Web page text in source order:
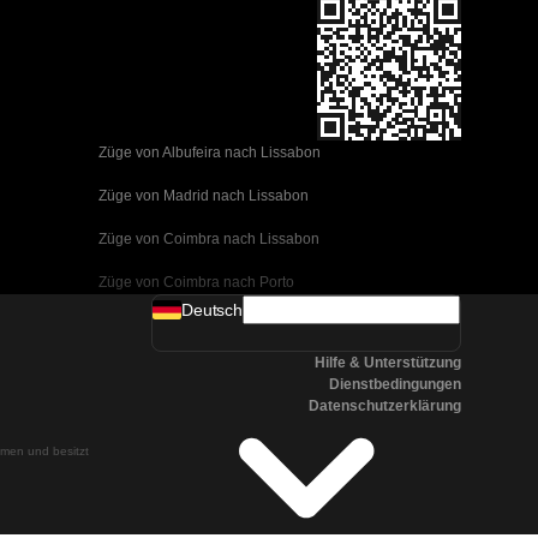
Züge von Albufeira nach Lissabon
Züge von Madrid nach Lissabon
Züge von Coimbra nach Lissabon
Züge von Coimbra nach Porto
Züge von Valencia nach Barcelona
Züge von Malaga nach Barcelona
Züge von Malaga nach Madrid
Züge von Cordoba nach Madrid
und besitzt
Deutsch
Hilfe & Unterstützung
Dienstbedingungen
Datenschutzerklärung